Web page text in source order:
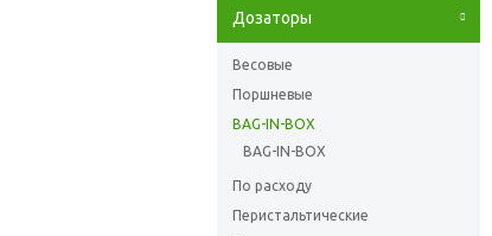
Дозаторы
Весовые
Поршневые
BAG-IN-BOX
BAG-IN-BOX
По расходу
Перистальтические